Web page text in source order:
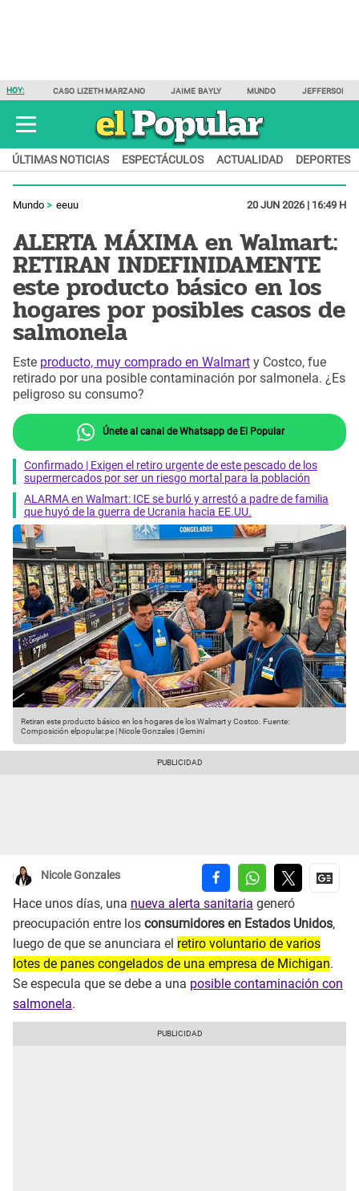
HOY: CASO LIZETH MARZANO JAIME BAYLY MUNDO JEFFERSON
ÚLTIMAS NOTICIAS ESPECTÁCULOS ACTUALIDAD DEPORTES
Mundo eeuu 20 JUN 2026 | 16:49 H
ALERTA MÁXIMA en Walmart:
RETIRAN INDEFINIDAMENTE
este producto básico en los
hogares por posibles casos de
salmonela
Este producto, muy comprado en Walmart y Costco, fue
retirado por una posible contaminación por salmonela. ¿Es
peligroso su consumo?
Únete al canal de Whatsapp de El Popular
Confirmado | Exigen el retiro urgente de este pescado de los
supermercados por ser un riesgo mortal para la población
ALARMA en Walmart: ICE se burló y arrestó a padre de familia
que huyó de la guerra de Ucrania hacia EE.UU.
Retiran este producto básico en los hogares de los Walmart y Costco. Fuente:
Composición elpopular.pe | Nicole Gonzales | Gemini
Nicole Gonzales
Hace unos días, una nueva alerta sanitaria generó
preocupación entre los consumidores en Estados Unidos,
luego de que se anunciara el retiro voluntario de varios
lotes de panes congelados de una empresa de Michigan.
Se especula que se debe a una posible contaminación con
salmonela.